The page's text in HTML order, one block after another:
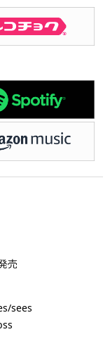
売
sees